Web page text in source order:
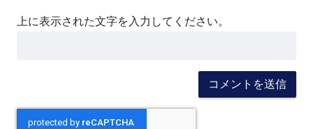
上に表示された文字を入力してください。